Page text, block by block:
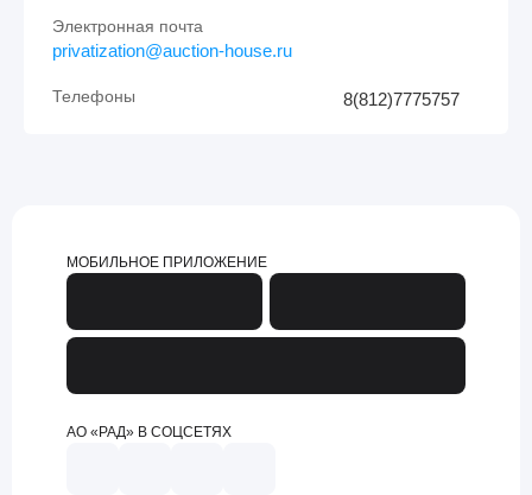
Электронная почта
privatization@auction-house.ru
Телефоны 8(812)7775757
МОБИЛЬНОЕ ПРИЛОЖЕНИЕ
АО «РАД» В СОЦСЕТЯХ